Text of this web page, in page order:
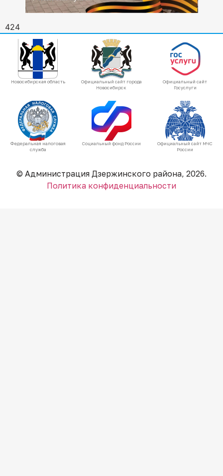
424
Новосибирская область
Официальный сайт города
Новосибирск
Официальный сайт
Госуслуги
Федеральная налоговая
служба
Социальный фонд России
Официальный сайт МЧС
России
© Администрация Дзержинского района, 2026.
Политика конфиденциальности